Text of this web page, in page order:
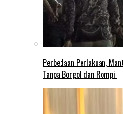
Perbedaan Perlakuan,
Tanpa Borgol dan Rompi